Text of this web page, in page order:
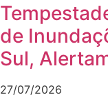
de
Sul,
27/07/2026